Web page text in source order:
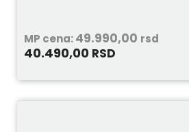
MP cena:49.990,00 rsd
40.490,00 RSD